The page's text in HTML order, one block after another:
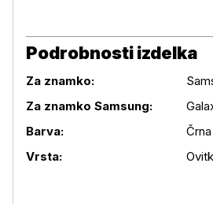
Podrobnosti izdelka
Za znamko:
Za znamko Samsung:
Barva:
Črna
Vrsta: